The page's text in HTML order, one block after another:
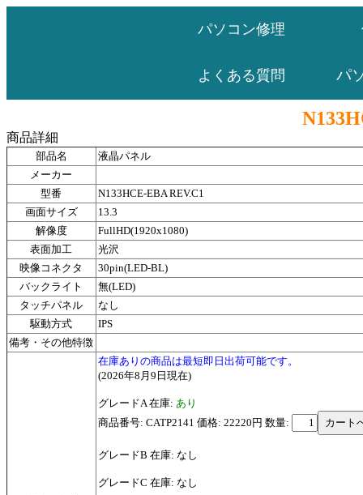
パソコン修理
よくある質問 パ
商品詳細
部品名
液晶パネル
メーカー
型番
N133HCE-EBA REV.C1
画面サイズ
13.3
解像度
FullHD(1920x1080)
表面加工
光沢
映像コネクタ
30pin(LED-BL)
バックライト
無(LED)
タッチパネル
なし
駆動方式
IPS
備考・その他特徴
在庫ありの商品は最短即日出荷可能です。
(2026年8月9日現在)
グレードA 在庫: あり
商品番号: CATP2141 価格: 22220円 数量:
グレードB 在庫: なし
グレードC 在庫: なし